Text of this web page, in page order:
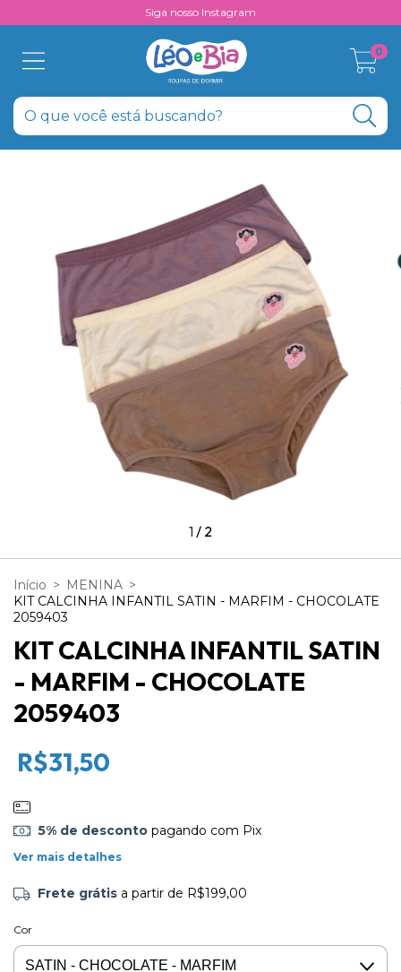
Siga nosso Instagram
0
1 / 2
Início > MENINA >
KIT CALCINHA INFANTIL SATIN - MARFIM - CHOCOLATE
2059403
KIT CALCINHA INFANTIL SATIN
- MARFIM - CHOCOLATE
2059403
R$31,50
5% de descontopagando com Pix
Ver mais detalhes
Frete grátis a partir de R$199,00
Cor